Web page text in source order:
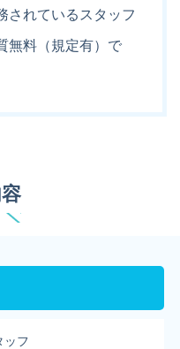
されているスタッフ
無料（規定有）で
ッフ